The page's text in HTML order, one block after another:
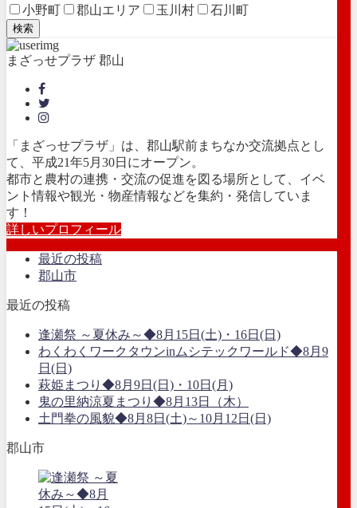
小野町
郡山エリア 玉川村 石川町
検索
まざっせプラザ 郡山
「まざっせプラザ」は、郡山駅前まちなか交流拠点とし
て、平成21年5月30日にオープン。
都市と農村の連携・交流の促進を図る場所として、イベ
ント情報や観光・物産情報などを集約・発信していま
す！
詳しいプロフィール
最近の投稿
郡山市
最近の投稿
逢瀬祭 ～夏休み～◆8月15日(土)・16日(日)
わくわくワークタウンinムシテックワールド◆8月9
日(日)
萩姫まつり◆8月9日(日)・10日(月)
鬼の里納涼夏まつり◆8月13日（木）
土門拳の風貌◆8月8日(土)～10月12日(日)
郡山市